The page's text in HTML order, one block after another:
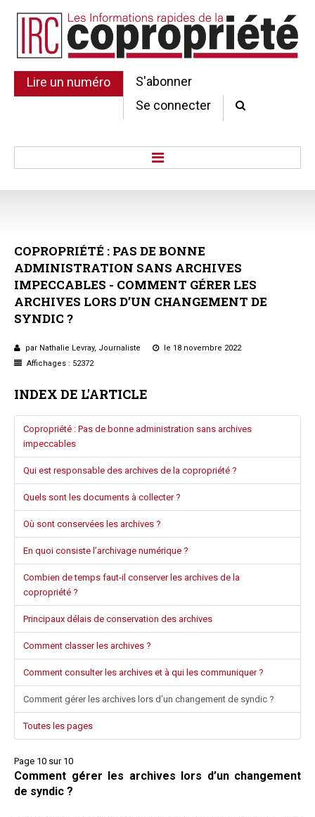
Lire un numéro
S'abonner
Se connecter
Au Parlement
Gestion et maintenance
Pratique de la copro.
Jurisprudence
Études juridiques
Copro. en difficulté
Formez-vous !
COPROPRIÉTÉ : PAS DE BONNE
ADMINISTRATION SANS ARCHIVES
IMPECCABLES - COMMENT GÉRER LES
ARCHIVES LORS D’UN CHANGEMENT DE
SYNDIC ?
par Nathalie Levray, Journaliste
le 18 novembre 2022
Affichages : 52372
INDEX DE L'ARTICLE
Copropriété : Pas de bonne administration sans archives
impeccables
Qui est responsable des archives de la copropriété ?
Quels sont les documents à collecter ?
Où sont conservées les archives ?
En quoi consiste l’archivage numérique ?
Combien de temps faut-il conserver les archives de la
copropriété ?
Principaux délais de conservation des archives
Comment classer les archives ?
Comment consulter les archives et à qui les communiquer ?
Comment gérer les archives lors d’un changement de syndic ?
Toutes les pages
Page 10 sur 10
Comment gérer les archives lors d’un changement
de syndic ?